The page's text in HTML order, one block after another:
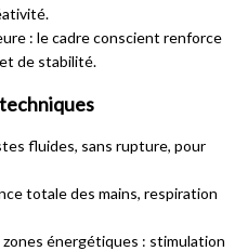
: le cadre conscient renforce
de stabilité.
fluides, sans rupture, pour
totale des mains, respiration
énergétiques : stimulation